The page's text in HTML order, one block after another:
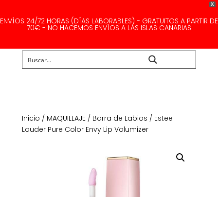
X
ENVÍOS 24/72 HORAS (DÍAS LABORABLES) - GRATUITOS A PARTIR DE
70€ - NO HACEMOS ENVÍOS A LAS ISLAS CANARIAS
Inicio / MAQUILLAJE/ Barra de Labios / Estee
Lauder Pure Color Envy Lip Volumizer